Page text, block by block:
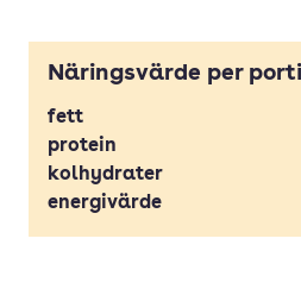
Näringsvärde per
fett
protein
kolhydrater
energivärde